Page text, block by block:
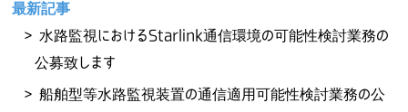
最新記事
水路監視におけるStarlink通信環境の可能性検討業務の
公募致します
船舶型等水路監視装置の通信適用可能性検討業務の公